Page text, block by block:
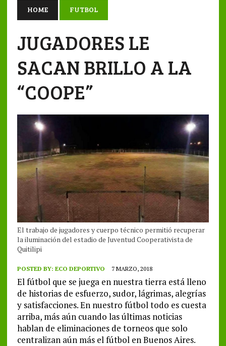
HOME FUTBOL
JUGADORES LE
SACAN BRILLO A LA
“COOPE”
El trabajo de jugadores y cuerpo técnico permitió recuperar
la iluminación del estadio de Juventud Cooperativista de
Quitilipi
POSTED BY: ECO DEPORTIVO 7 MARZO, 2018
El fútbol que se juega en nuestra tierra está lleno
de historias de esfuerzo, sudor, lágrimas, alegrías
y satisfacciones. En nuestro fútbol todo es cuesta
arriba, más aún cuando las últimas noticias
hablan de eliminaciones de torneos que solo
centralizan aún más el fútbol en Buenos Aires.